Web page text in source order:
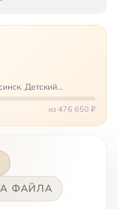
Детский
на ходунках или
чтобы ногииз 476 650 ₽
ФАЙЛА